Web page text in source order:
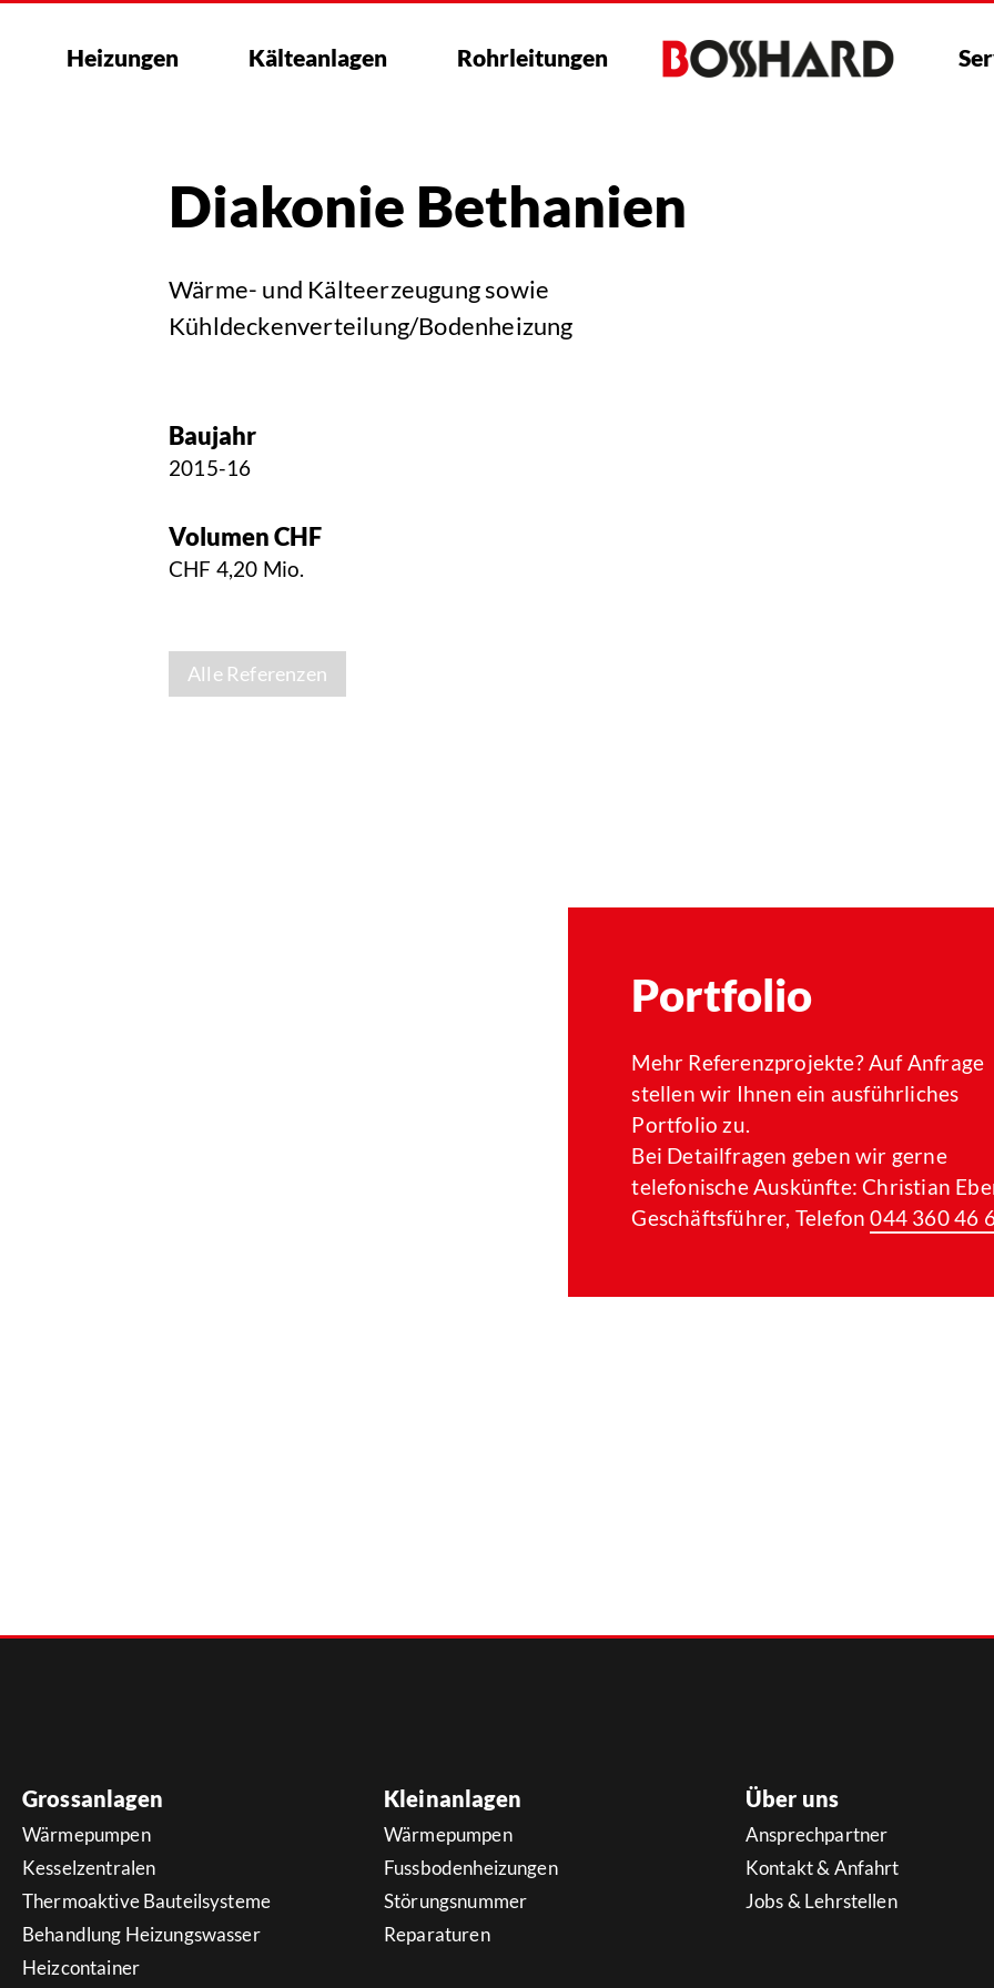
Heizungen Kälteanlagen Rohrleitungen
Diakonie Bethanien
Wärme- und Kälteerzeugung sowie
Kühldeckenverteilung/Bodenheizung
Baujahr
2015-16
Volumen CHF
CHF 4,20 Mio.
Alle Referenzen
Portfolio
Mehr Referenzprojekte? Auf Anfrage
stellen wir Ihnen ein ausführliches
Portfolio zu.
Bei Detailfragen geben wir gerne
telefonische Auskünfte: Christian
Geschäftsführer, Telefon044 360 46
Grossanlagen
Wärmepumpen
Kesselzentralen
Thermoaktive Bauteilsysteme
Behandlung Heizungswasser
Heizcontainer
Kleinanlagen
Wärmepumpen
Fussbodenheizungen
Störungsnummer
Reparaturen
Über uns
Ansprechpartner
Kontakt & Anfahrt
Jobs & Lehrstellen